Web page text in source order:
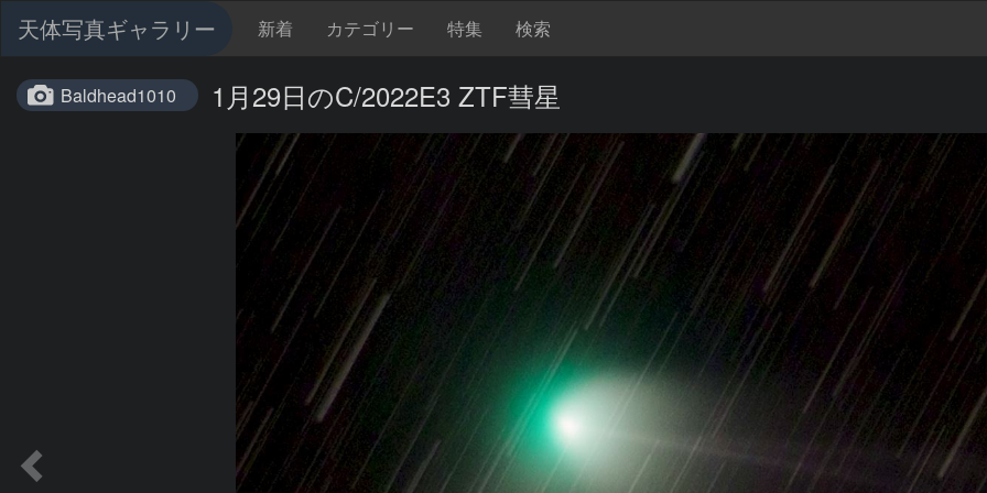
天体写真ギャラリー 新着 カテゴリー 特集 検索
Baldhead1010 1月29日のC/2022E3 ZTF彗星